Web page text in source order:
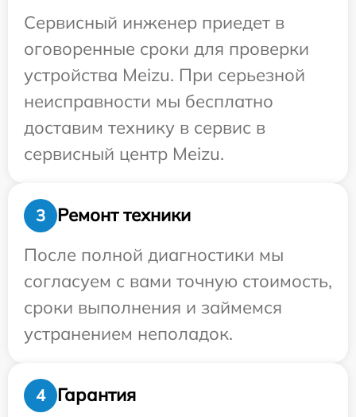
Сервисный инженер приедет в
оговоренные сроки для проверки
устройства Meizu. При серьезной
неисправности мы бесплатно
доставим технику в сервис в
сервисный центр Meizu.
3
Ремонт техники
После полной диагностики мы
согласуем с вами точную стоимость,
сроки выполнения и займемся
устранением неполадок.
4 Гарантия